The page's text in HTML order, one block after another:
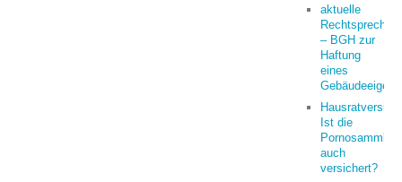
aktuelle
– BGH zur
Haftung
eines
Ist die
auch
versichert?